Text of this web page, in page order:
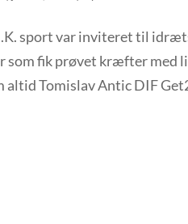
sport var inviteret til
som fik prøvet kræfter med
altid Tomislav Antic DIF